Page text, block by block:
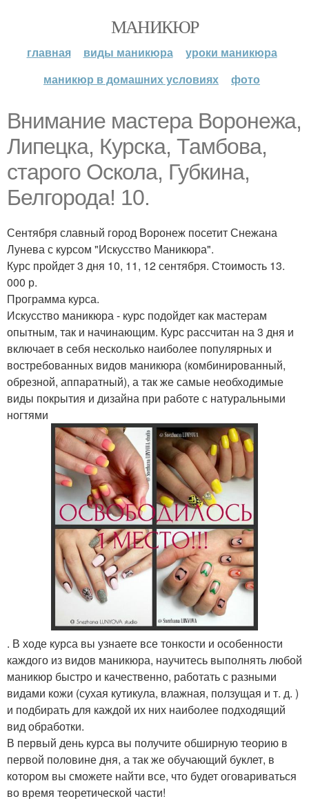
МАНИКЮР
главная виды маникюра
уроки маникюра
маникюр в домашних условиях
фото
Внимание мастера Воронежа,
Липецка, Курска, Тамбова,
старого Оскола, Губкина,
Белгорода! 10.
Сентября славный город Воронеж посетит Снежана
Лунева с курсом "Искусство Маникюра".
Курс пройдет 3 дня 10, 11, 12 сентября. Стоимость 13.
000 р.
Программа курса.
Искусство маникюра - курс подойдет как мастерам
опытным, так и начинающим. Курс рассчитан на 3 дня и
включает в себя несколько наиболее популярных и
востребованных видов маникюра (комбинированный,
обрезной, аппаратный), а так же самые необходимые
виды покрытия и дизайна при работе с натуральными
ногтями
. В ходе курса вы узнаете все тонкости и особенности
каждого из видов маникюра, научитесь выполнять любой
маникюр быстро и качественно, работать с разными
видами кожи (сухая кутикула, влажная, ползущая и т. д. )
и подбирать для каждой их них наиболее подходящий
вид обработки.
В первый день курса вы получите обширную теорию в
первой половине дня, а так же обучающий буклет, в
котором вы сможете найти все, что будет оговариваться
во время теоретической части!